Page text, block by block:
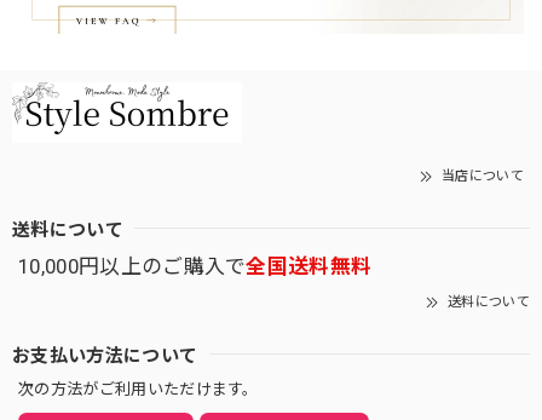
当店について
送料について
10,000円以上のご購入で全国送料無料
送料について
お支払い方法について
次の方法がご利用いただけます。